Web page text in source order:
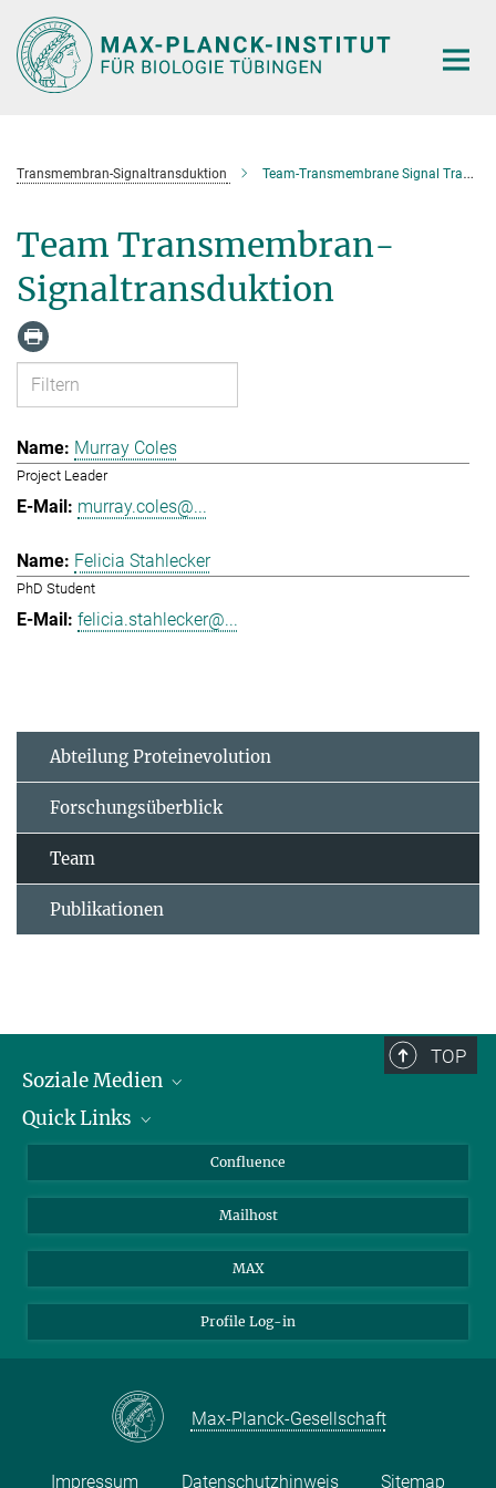
Hauptinhalt
Transmembran-Signaltransduktion Team-Transmembrane Signal Transduction
Team Transmembran-
Signaltransduktion
Murray Coles
Project Leader
murray.coles@...
Felicia Stahlecker
PhD Student
felicia.stahlecker@...
Abteilung Proteinevolution
Forschungsüberblick
Team
Publikationen
TOP
Soziale Medien
LinkedIn
YouTube
Quick Links
Für Journalisten und Journalistinnen
Über Tiere in der Forschung
Ihr Weg zu uns
Confluence
Mailhost
MAX
Profile Log-in
Max-Planck-Gesellschaft
Impressum Datenschutzhinweis Sitemap